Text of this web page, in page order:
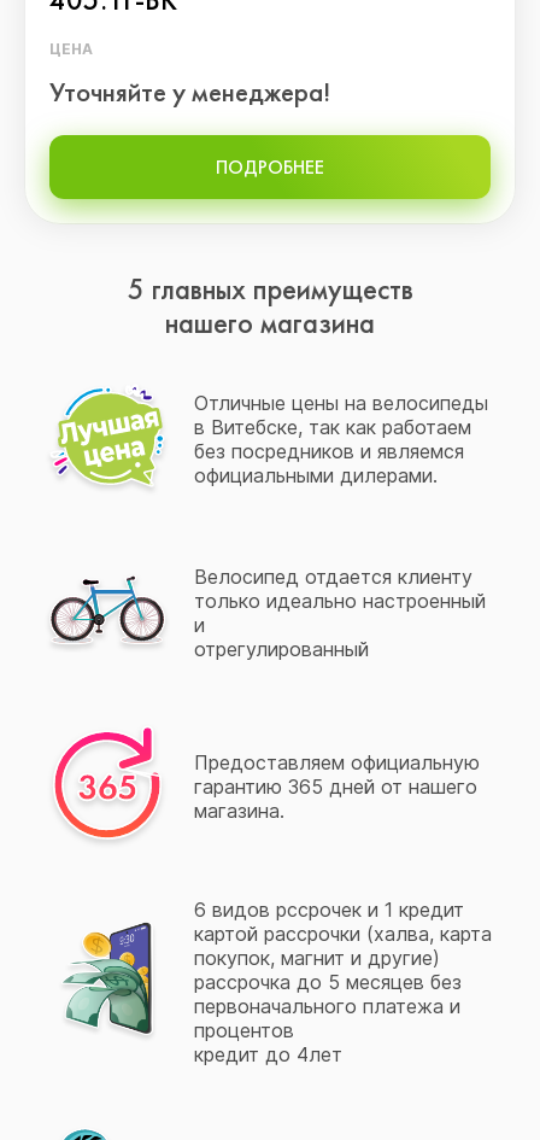
ЦЕНА
Уточняйте у менеджера!
ПОДРОБНЕЕ
5 главных преимуществ
нашего магазина
Отличные цены на велосипеды
в Витебске, так как работаем
без посредников и являемся
официальными дилерами.
Велосипед отдается клиенту
только идеально настроенный
и
отрегулированный
Предоставляем официальную
гарантию 365 дней от нашего
магазина.
6 видов рссрочек и 1 кредит
картой рассрочки (халва, карта
покупок, магнит и другие)
рассрочка до 5 месяцев без
первоначального платежа и
процентов
кредит до 4лет